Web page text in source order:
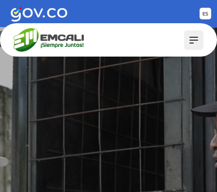
Saltar al contenido principal